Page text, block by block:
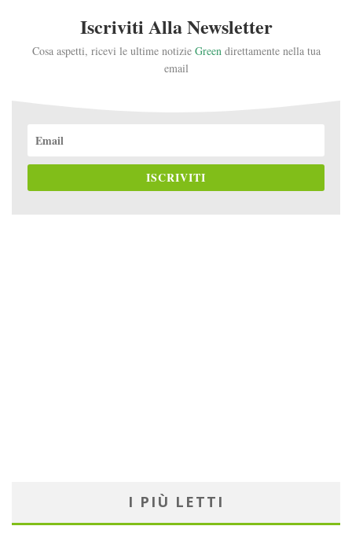
Iscriviti Alla Newsletter
Cosa aspetti, ricevi le ultime notizie Greendirettamente nella tua
email
ISCRIVITI
I PIÙ LETTI